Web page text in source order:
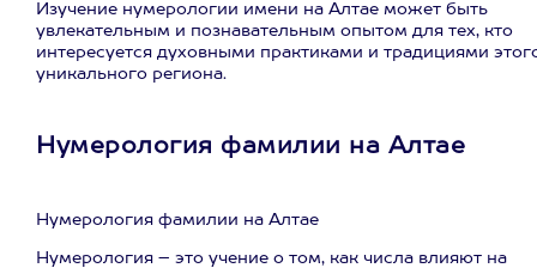
Изучение нумерологии имени на Алтае может быть
увлекательным и познавательным опытом для тех, кто
интересуется духовными практиками и традициями
уникального региона.
Нумерология фамилии на Алтае
Нумерология фамилии на Алтае
Нумерология – это учение о том, как числа влияют на